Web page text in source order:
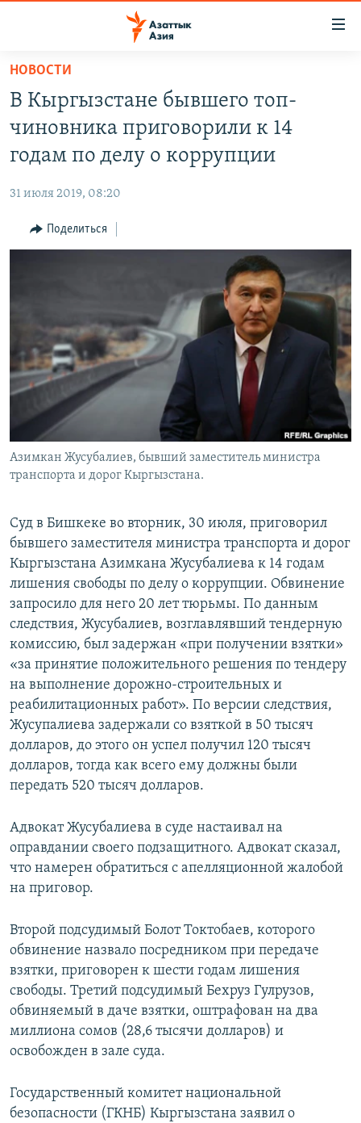
Вернуться
основному
содержанию
главной
Вернутся
КАЗАХСТАН
ТАДЖИКИСТАН
НОВОСТИ
КЫРГЫЗЧА
НОВОСТИ
В Кыргызстане бывшего топ-
чиновника приговорили к 14
годам по делу о коррупции
31 июля 2019, 08:20
Поделиться
Азимкан Жусубалиев, бывший заместитель министра
транспорта и дорог Кыргызстана.
Суд в Бишкеке во вторник, 30 июля, приговорил
бывшего заместителя министра транспорта и дорог
Кыргызстана Азимкана Жусубалиева к 14 годам
лишения свободы по делу о коррупции. Обвинение
запросило для него 20 лет тюрьмы. По данным
следствия, Жусубалиев, возглавлявший тендерную
комиссию, был задержан «при получении взятки»
«за принятие положительного решения по тендеру
на выполнение дорожно-строительных и
реабилитационных работ». По версии следствия,
Жусупалиева задержали со взяткой в 50 тысяч
долларов, до этого он успел получил 120 тысяч
долларов, тогда как всего ему должны были
передать 520 тысяч долларов.
Адвокат Жусубалиева в суде настаивал на
оправдании своего подзащитного. Адвокат сказал,
что намерен обратиться с апелляционной жалобой
на приговор.
Второй подсудимый Болот Токтобаев, которого
обвинение назвало посредником при передаче
взятки, приговорен к шести годам лишения
свободы. Третий подсудимый Бехруз Гулрузов,
обвиняемый в даче взятки, оштрафован на два
миллиона сомов (28,6 тысячи долларов) и
освобожден в зале суда.
Государственный комитет национальной
безопасности (ГКНБ) Кыргызстана заявил о